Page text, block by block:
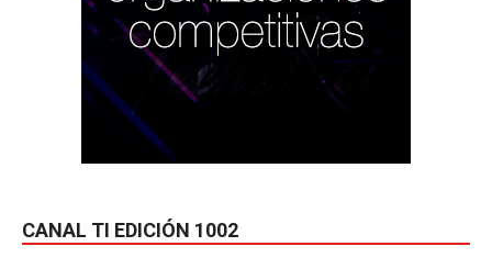
CANAL TI EDICIÓN 1002